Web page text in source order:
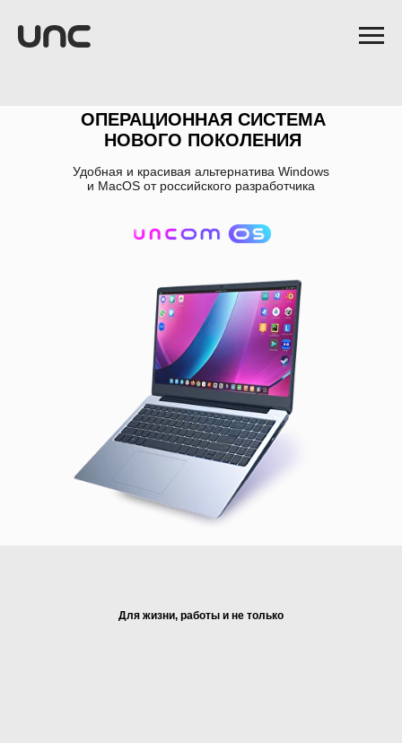
ОПЕРАЦИОННАЯ СИСТЕМА
НОВОГО ПОКОЛЕНИЯ
Удобная и красивая альтернатива Windows
и MacOS от российского разработчика
Для жизни, работы и не только